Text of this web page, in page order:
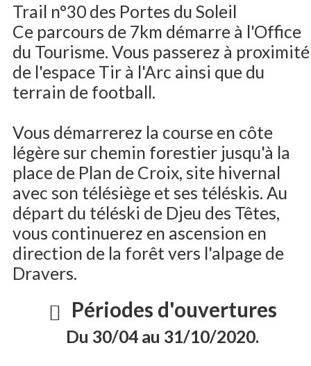
Trail n°30 des Portes du Soleil
Ce parcours de 7km démarre à l'Office
du Tourisme. Vous passerez à proximité
de l'espace Tir à l'Arc ainsi que du
terrain de football.
Vous démarrerez la course en côte
légère sur chemin forestier jusqu'à la
place de Plan de Croix, site hivernal
avec son télésiège et ses téléskis. Au
départ du téléski de Djeu des Têtes,
vous continuerez en ascension en
direction de la forêt vers l'alpage de
Dravers.
Périodes d'ouvertures
Du 30/04 au 31/10/2020.